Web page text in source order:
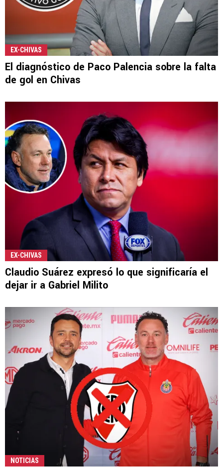
EX-CHIVAS
El diagnóstico de Paco Palencia sobre la falta
de gol en Chivas
EX-CHIVAS
Claudio Suárez expresó lo que significaría el
dejar ir a Gabriel Milito
NOTICIAS